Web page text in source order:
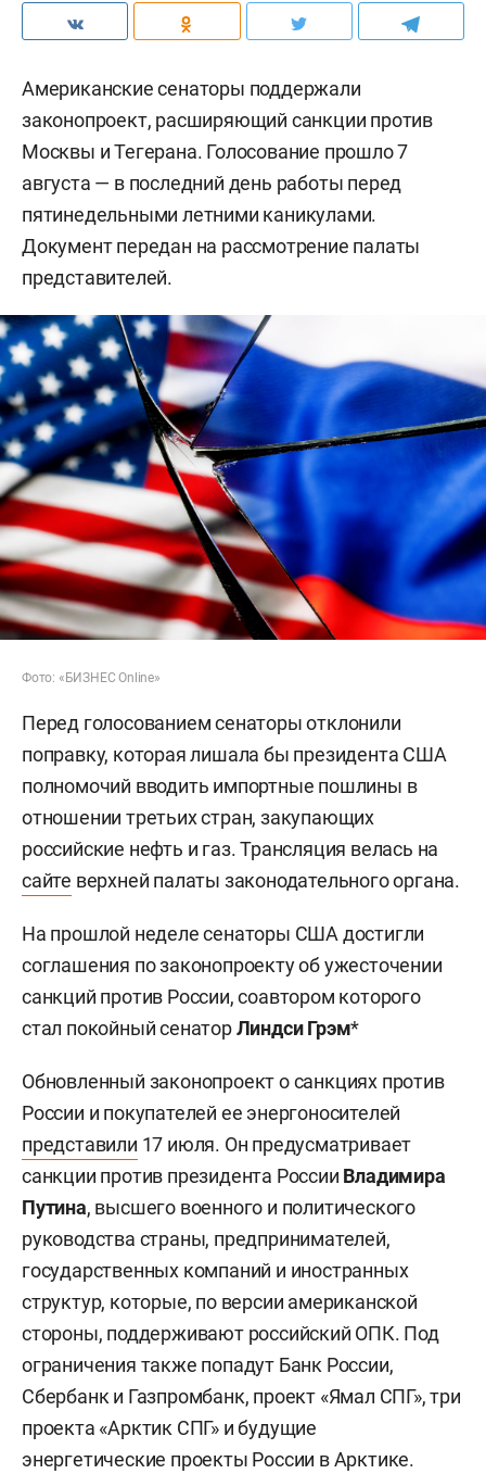
Американские сенаторы поддержали
законопроект, расширяющий санкции против
Москвы и Тегерана. Голосование прошло 7
августа — в последний день работы перед
пятинедельными летними каникулами.
Документ передан на рассмотрение палаты
представителей.
Фото: «БИЗНЕС Online»
Перед голосованием сенаторы отклонили
поправку, которая лишала бы президента США
полномочий вводить импортные пошлины в
отношении третьих стран, закупающих
российские нефть и газ. Трансляция велась на
сайте верхней палаты законодательного органа.
На прошлой неделе сенаторы США достигли
соглашения по законопроекту об ужесточении
санкций против России, соавтором которого
стал покойный сенаторЛиндси Грэм*
Обновленный законопроект о санкциях против
России и покупателей ее энергоносителей
представили 17 июля. Он предусматривает
санкции против президента России Владимира
Путина, высшего военного и политического
руководства страны, предпринимателей,
государственных компаний и иностранных
структур, которые, по версии американской
стороны, поддерживают российский ОПК. Под
ограничения также попадут Банк России,
Сбербанк и Газпромбанк, проект «Ямал СПГ», три
проекта «Арктик СПГ» и будущие
энергетические проекты России в Арктике.